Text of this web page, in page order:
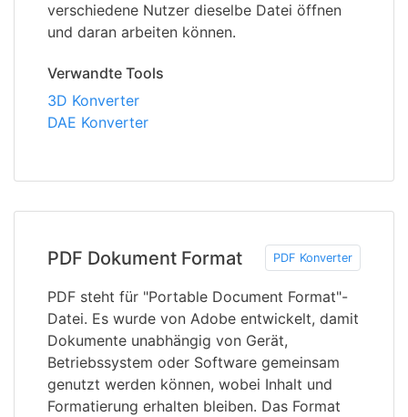
verschiedene Nutzer dieselbe Datei öffnen
und daran arbeiten können.
Verwandte Tools
3D Konverter
DAE Konverter
PDF Dokument Format PDF Konverter
PDF steht für "Portable Document Format"-
Datei. Es wurde von Adobe entwickelt, damit
Dokumente unabhängig von Gerät,
Betriebssystem oder Software gemeinsam
genutzt werden können, wobei Inhalt und
Formatierung erhalten bleiben. Das Format